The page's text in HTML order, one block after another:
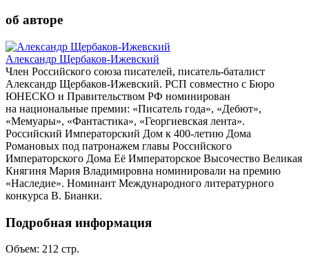
об авторе
Александр Щербаков-Ижевский
Член Российского союза писателей, писатель-баталист
Александр Щербаков-Ижевский. РСП совместно с Бюро
ЮНЕСКО и Правительством РФ номинирован
на национальные премии: «Писатель года», «Дебют»,
«Мемуары», «Фантастика», «Георгиевская лента».
Российский Императорский Дом к 400-летию Дома
Романовых под патронажем главы Российского
Императорского Дома Её Императорское Высочество Великая
Княгиня Мария Владимировна номинировали на премию
«Наследие». Номинант Международного литературного
конкурса В. Бианки.
Подробная информация
Объем: 212 стр.